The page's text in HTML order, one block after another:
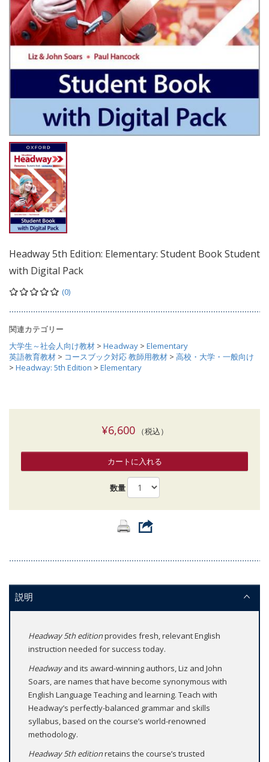
Headway 5th Edition: Elementary: Student Book Student
with Digital Pack
(0)
関連カテゴリー
大学生～社会人向け教材 > Headway > Elementary
英語教育教材 > コースブック対応 教師用教材 > 高校・大学・一般向け
> Headway: 5th Edition > Elementary
¥6,600（税込）
カートに入れる
数量
説明
Headway 5th editionprovides fresh, relevant English
instruction needed for success today.
Headwayand its award-winning authors, Liz and John
Soars, are names that have become synonymous with
English Language Teaching and learning. Teach with
Headway’s perfectly-balanced grammar and skills
syllabus, based on the course’s world-renowned
methodology.
Headway 5th editionretains the course’s trusted